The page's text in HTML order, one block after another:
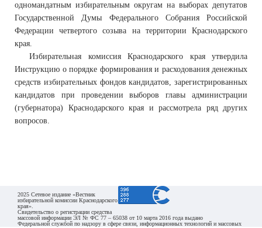
одномандатным избирательным округам на выборах депутатов
Государственной Думы Федерального Собрания Российской
Федерации четвертого созыва на территории Краснодарского
края.
Избирательная комиссия Краснодарского края утвердила
Инструкцию о порядке формирования и расходования денежных
средств избирательных фондов кандидатов, зарегистрированных
кандидатов при проведении выборов главы администрации
(губернатора) Краснодарского края и рассмотрела ряд других
вопросов.
2025 Сетевое издание «Вестник
избирательной комиссии Краснодарского
края».
Свидетельство о регистрации средства
массовой информации ЭЛ № ФС 77 – 65038 от 10 марта 2016 года выдано
Федеральной службой по надзору в сфере связи, информационных технологий и массовых